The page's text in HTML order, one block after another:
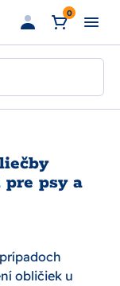
0
psy a
obličiek u